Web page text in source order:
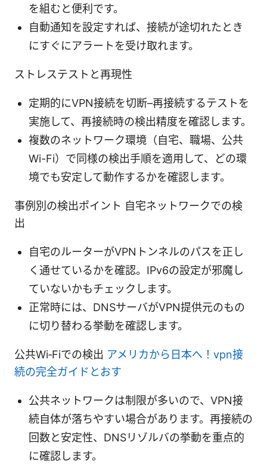
を組むと便利です。
自動通知を設定すれば、接続が途切れたとき
にすぐにアラートを受け取れます。
ストレステストと再現性
定期的にVPN接続を切断–再接続するテストを
実施して、再接続時の検出精度を確認します。
複数のネットワーク環境（自宅、職場、公共
Wi-Fi）で同様の検出手順を適用して、どの環
境でも安定して動作するかを確認します。
事例別の検出ポイント 自宅ネットワークでの検
出
自宅のルーターがVPNトンネルのパスを正し
く通せているかを確認。IPv6の設定が邪魔し
ていないかもチェックします。
正常時には、DNSサーバがVPN提供元のもの
に切り替わる挙動を確認します。
公共Wi‑Fiでの検出 アメリカから日本へ！vpn接
続の完全ガイドとおす
公共ネットワークは制限が多いので、VPN接
続自体が落ちやすい場合があります。再接続の
回数と安定性、DNSリゾルバの挙動を重点的
に確認します。